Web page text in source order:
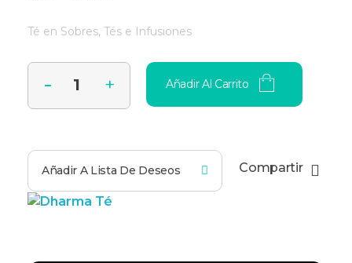
Añadir Al Carrito
Añadir A Lista De Deseos Compartir
Té en Sobres, Tés e Infusiones